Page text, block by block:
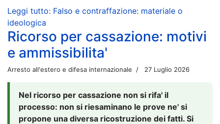
Leggi tutto: Falso e contraffazione: materiale o
ideologica
Ricorso per cassazione: motivi
e ammissibilita'
Arresto all'estero e difesa internazionale 27 Luglio 2026
Nel ricorso per cassazione non si rifa' il
processo: non si riesaminano le prove ne' si
propone una diversa ricostruzione dei fatti. Si